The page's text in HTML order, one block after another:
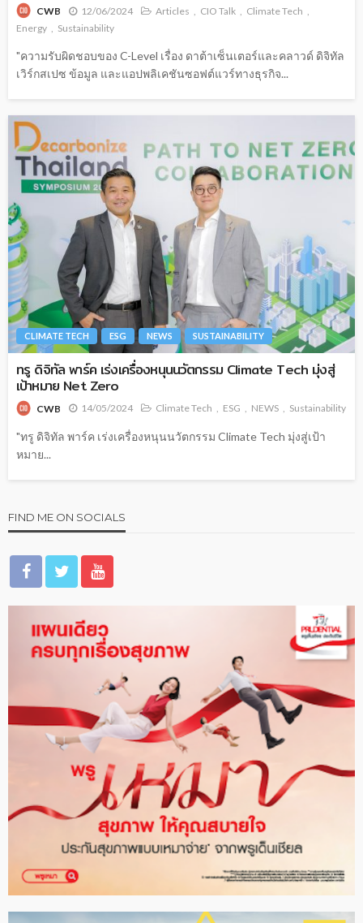
CWB 12/06/2024 Articles CIO Talk
Climate Tech
Energy
Sustainability
"ความรับผิดชอบของ C-Level เรื่อง ดาต้าเซ็นเตอร์และคลาวด์ ดิจิทัล
เวิร์กสเปซ ข้อมูล และแอปพลิเคชันซอฟต์แวร์ทางธุรกิจ...
CLIMATE TECH ESG NEWS SUSTAINABILITY
ทรู ดิจิทัล พาร์ค เร่งเครื่องหนุนนวัตกรรม Climate Tech มุ่งสู่
เป้าหมาย Net Zero
CWB 14/05/2024 Climate Tech ESG NEWS Sustainability
"ทรู ดิจิทัล พาร์ค เร่งเครื่องหนุนนวัตกรรม Climate Tech มุ่งสู่เป้า
หมาย...
FIND ME ON SOCIALS